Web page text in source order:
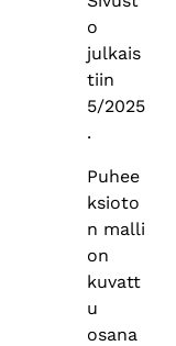
o
julkais
tiin
5/2025
.
Puhee
ksioto
n malli
on
kuvatt
u
osana